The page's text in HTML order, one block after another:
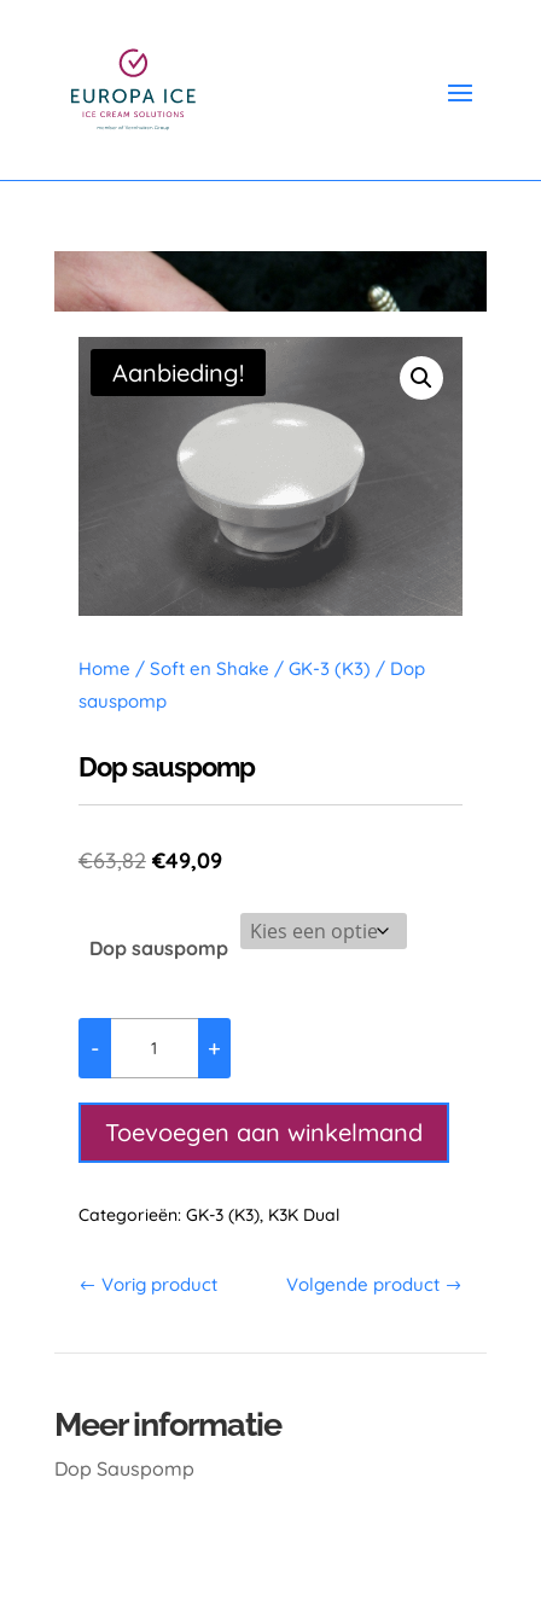
Aanbieding!
Home / Soft en Shake / GK-3 (K3) / Dop
sauspomp
Dop sauspomp
€63,82 Oorspronkelijke
€63,82.
€49,09Huidige
€49,09.
Dop sauspomp
aantal
- +
Toevoegen aan winkelmand
Categorieën: GK-3 (K3), K3K Dual
Vorig product Volgende product
Meer informatie
Dop Sauspomp